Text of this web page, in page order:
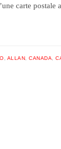
carte
ALLAN CANADA